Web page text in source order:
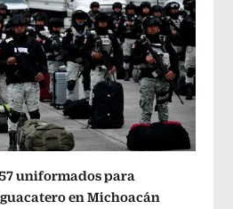
uniformados para
en Michoacán